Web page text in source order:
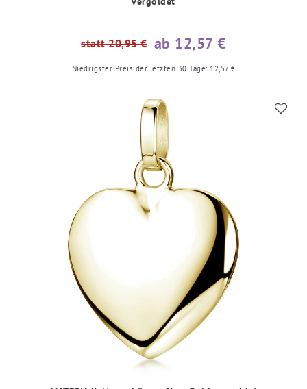
statt 20,95 € ab 12,57 €
Niedrigster Preis der letzten 30 Tage: 12,57 €